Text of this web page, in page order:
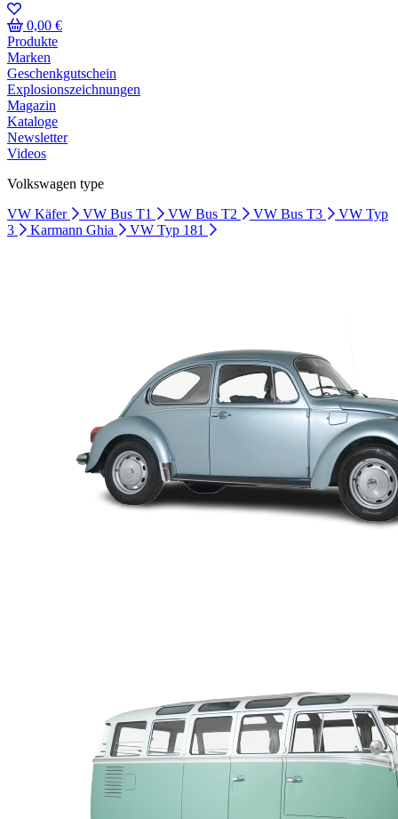
0,00 €
Produkte
Marken
Geschenkgutschein
Explosionszeichnungen
Magazin
Kataloge
Newsletter
Videos
Volkswagen type
VW Käfer
VW Bus T1 VW Bus T2 VW Bus T3
VW Typ
3
Karmann Ghia VW Typ 181